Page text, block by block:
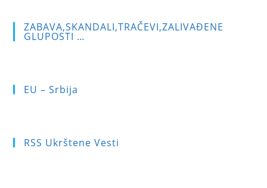
ZABAVA,SKANDALI,TRAČEVI,ZALIVAĐENE
GLUPOSTI …
EU – Srbija
RSS Ukrštene Vesti